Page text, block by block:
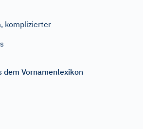
komplizierter
Vornamenlexikon